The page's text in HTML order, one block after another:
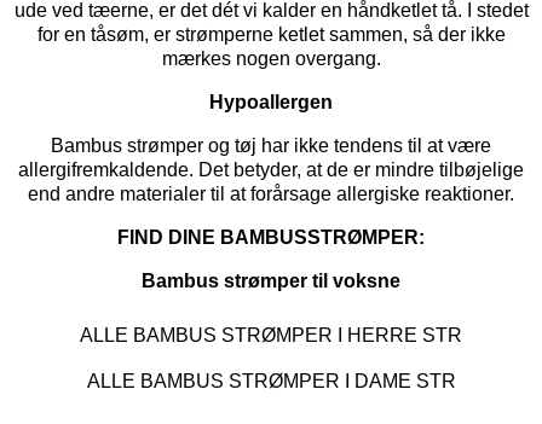
ude ved tæerne, er det dét vi kalder en håndketlet tå. I stedet
for en tåsøm, er strømperne ketlet sammen, så der ikke
mærkes nogen overgang.
Hypoallergen
Bambus strømper og tøj har ikke tendens til at være
allergifremkaldende. Det betyder, at de er mindre tilbøjelige
end andre materialer til at forårsage allergiske reaktioner.
FIND DINE BAMBUSSTRØMPER:
Bambus strømper til voksne
ALLE BAMBUS STRØMPER I HERRE STR
ALLE BAMBUS STRØMPER I DAME STR